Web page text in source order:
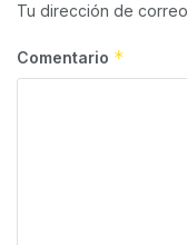
Tu dirección de
Comentario *